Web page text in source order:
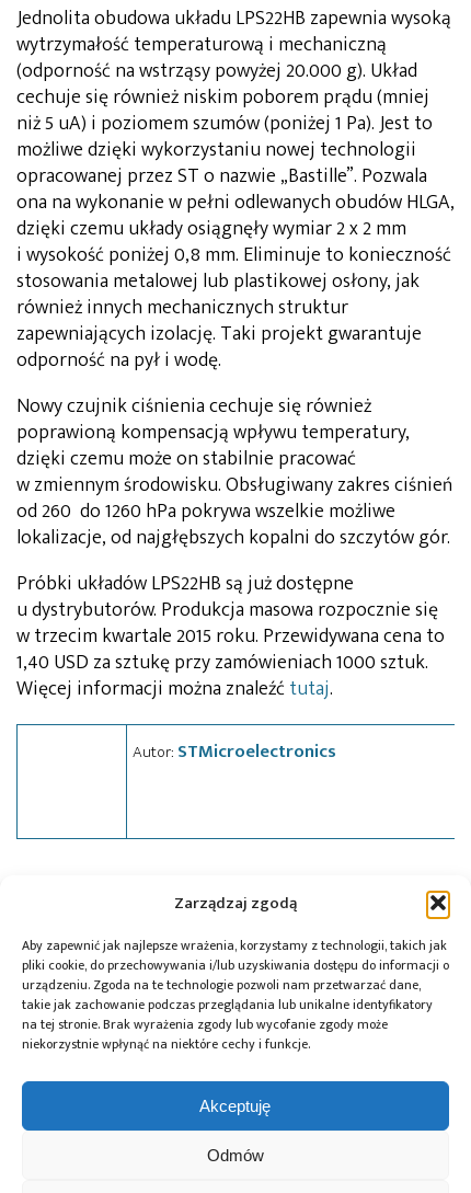
Zarządzaj zgodą
Aby zapewnić jak najlepsze wrażenia, korzystamy z technologii, takich jak
pliki cookie, do przechowywania i/lub uzyskiwania dostępu do informacji o
urządzeniu. Zgoda na te technologie pozwoli nam przetwarzać dane,
takie jak zachowanie podczas przeglądania lub unikalne identyfikatory
na tej stronie. Brak wyrażenia zgody lub wycofanie zgody może
niekorzystnie wpłynąć na niektóre cechy i funkcje.
Akceptuję
Odmów
Jednolita obudowa układu LPS22HB zapewnia wysoką
wytrzymałość temperaturową i mechaniczną
(odporność na wstrząsy powyżej 20.000 g). Układ
cechuje się również niskim poborem prądu (mniej
niż 5 uA) i poziomem szumów (poniżej 1 Pa). Jest to
możliwe dzięki wykorzystaniu nowej technologii
opracowanej przez ST o nazwie „Bastille”. Pozwala
ona na wykonanie w pełni odlewanych obudów HLGA,
dzięki czemu układy osiągnęły wymiar 2 x 2 mm
i wysokość poniżej 0,8 mm. Eliminuje to konieczność
stosowania metalowej lub plastikowej osłony, jak
również innych mechanicznych struktur
zapewniających izolację. Taki projekt gwarantuje
odporność na pył i wodę.
Nowy czujnik ciśnienia cechuje się również
poprawioną kompensacją wpływu temperatury,
dzięki czemu może on stabilnie pracować
w zmiennym środowisku. Obsługiwany zakres ciśnień
od 260 do 1260 hPa pokrywa wszelkie możliwe
lokalizacje, od najgłębszych kopalni do szczytów gór.
Próbki układów LPS22HB są już dostępne
u dystrybutorów. Produkcja masowa rozpocznie się
w trzecim kwartale 2015 roku. Przewidywana cena to
1,40 USD za sztukę przy zamówieniach 1000 sztuk.
Więcej informacji można znaleźćtutaj.
Autor: STMicroelectronics
STMicroelectronics
Przeczytaj również:
Würth Elektronik
10 lat Finder
Polska – jubileusz
z perspektywą